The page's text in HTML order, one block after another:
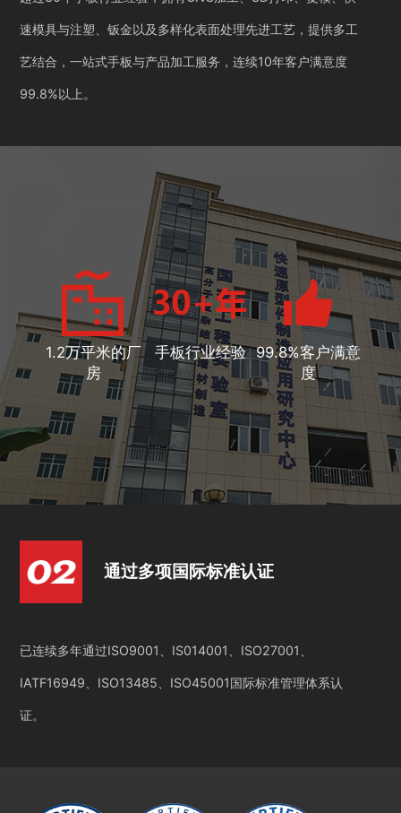
速模具与注塑、钣金以及多样化表面处理先进工艺，提供多工
艺结合，一站式手板与产品加工服务，连续10年客户满意度
99.8%以上。
1.2万平米的厂
房
手板行业经验 99.8%客户满意
度
通过多项国际标准认证
已连续多年通过ISO9001、IS014001、ISO27001、
IATF16949、ISO13485、ISO45001国际标准管理体系认
证。